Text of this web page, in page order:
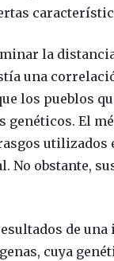
la
una
los pueblos
El
obstante,
de
cuya